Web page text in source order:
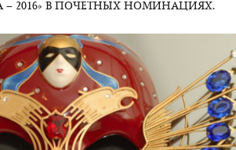
– 2016» В ПОЧЕТНЫХ НОМИНАЦИЯХ.